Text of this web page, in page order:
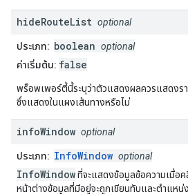
hideRouteList optional
ประเภท: boolean optional
ค่าเริ่มต้น: false
พร็อพเพอร์ตี้นี้ระบุว่าตัวแสดงผลควรแสดงรา
ซึ่งแสดงในแผงเส้นทางหรือไม่
infoWindow optional
ประเภท: InfoWindow optional
InfoWindowที่จะแสดงข้อมูลข้อความเมื่อค
หน้าต่างข้อมูลที่มีอยู่จะถูกเขียนทับและตำแหน่ง